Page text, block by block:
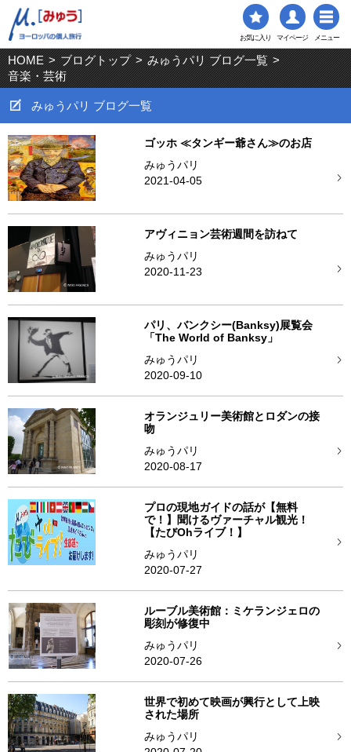
お気に入り マイページ メニュー
HOME > ブログトップ > みゅうパリ ブログ一覧 >
音楽・芸術
みゅうパリ ブログ一覧
ゴッホ ≪タンギー爺さん≫のお店
みゅうパリ
2021-04-05
アヴィニョン芸術週間を訪ねて
みゅうパリ
2020-11-23
パリ、バンクシー(Banksy)展覧会
「The World of Banksy」
みゅうパリ
2020-09-10
オランジュリー美術館とロダンの接
吻
みゅうパリ
2020-08-17
プロの現地ガイドの話が【無料
で！】聞けるヴァーチャル観光！
【たびOhライブ！】
みゅうパリ
2020-07-27
ルーブル美術館：ミケランジェロの
彫刻が修復中
みゅうパリ
2020-07-26
世界で初めて映画が興行として上映
された場所
みゅうパリ